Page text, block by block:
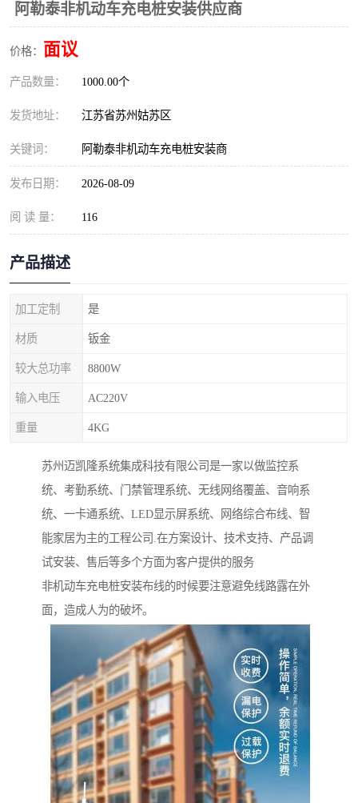
阿勒泰非机动车充电桩安装供应商
价格： 面议
产品数量： 1000.00个
发货地址： 江苏省苏州姑苏区
关键词： 阿勒泰非机动车充电桩安装商
发布日期： 2026-08-09
阅 读 量： 116
产品描述
加工定制 是
材质 钣金
较大总功率 8800W
输入电压 AC220V
重量 4KG
苏州迈凯隆系统集成科技有限公司是一家以做监控系
统、考勤系统、门禁管理系统、无线网络覆盖、音响系
统、一卡通系统、LED显示屏系统、网络综合布线、智
能家居为主的工程公司.在方案设计、技术支持、产品调
试安装、售后等多个方面为客户提供的服务
非机动车充电桩安装布线的时候要注意避免线路露在外
面，造成人为的破坏。